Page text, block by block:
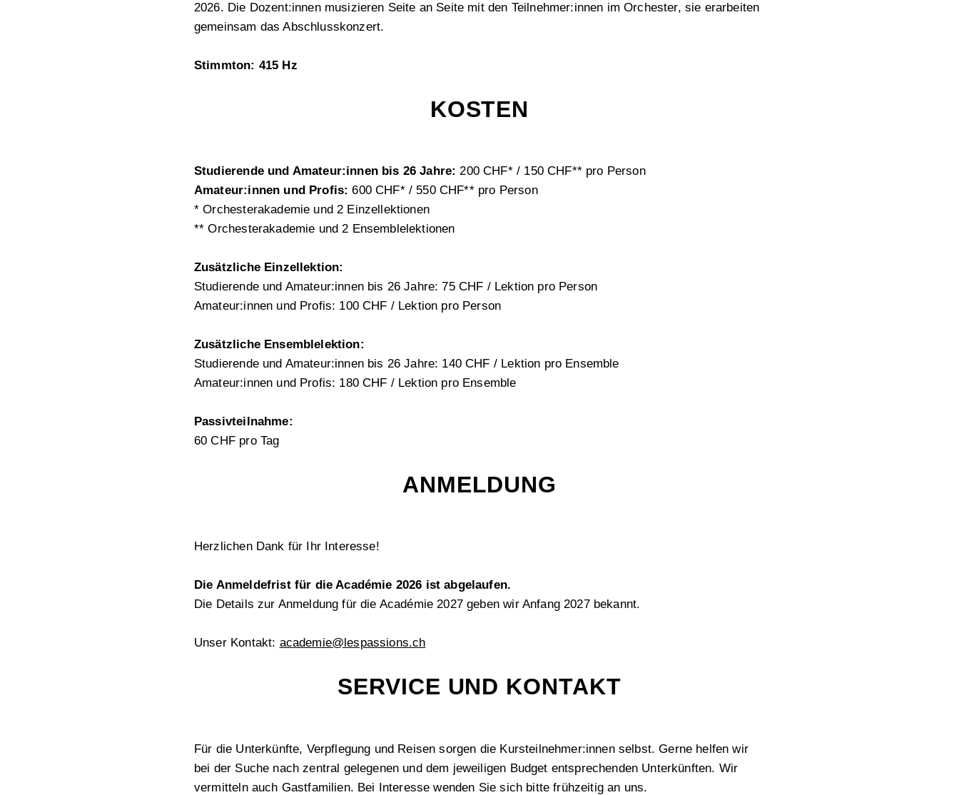
2026. Die Dozent:innen musizieren Seite an Seite mit den Teilnehmer:innen im Orchester, sie erarbeiten
gemeinsam das Abschlusskonzert.
Stimmton: 415 Hz
KOSTEN
Studierende und Amateur:innen bis 26 Jahre: 200 CHF* / 150 CHF** pro Person
Amateur:innen und Profis: 600 CHF* / 550 CHF** pro Person
* Orchesterakademie und 2 Einzellektionen
** Orchesterakademie und 2 Ensemblelektionen
Zusätzliche Einzellektion:
Studierende und Amateur:innen bis 26 Jahre: 75 CHF / Lektion pro Person
Amateur:innen und Profis: 100 CHF / Lektion pro Person
Zusätzliche Ensemblelektion:
Studierende und Amateur:innen bis 26 Jahre: 140 CHF / Lektion pro Ensemble
Amateur:innen und Profis: 180 CHF / Lektion pro Ensemble
Passivteilnahme:
60 CHF pro Tag
ANMELDUNG
Herzlichen Dank für Ihr Interesse!
Die Anmeldefrist für die Académie 2026 ist abgelaufen.
Die Details zur Anmeldung für die Académie 2027 geben wir Anfang 2027 bekannt.
Unser Kontakt: academie@lespassions.ch
SERVICE UND KONTAKT
Für die Unterkünfte, Verpflegung und Reisen sorgen die Kursteilnehmer:innen selbst. Gerne helfen wir
bei der Suche nach zentral gelegenen und dem jeweiligen Budget entsprechenden Unterkünften. Wir
vermitteln auch Gastfamilien. Bei Interesse wenden Sie sich bitte frühzeitig an uns.